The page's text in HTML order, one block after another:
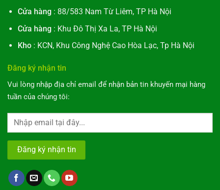
Cửa hàng : 88/583 Nam Từ Liêm, TP Hà Nội
Cửa hàng : Khu Đô Thị Xa La, TP Hà Nội
Kho: KCN, Khu Công Nghệ Cao Hòa Lạc, Tp Hà Nội
Đăng ký nhận tin
Vui lòng nhập địa chỉ email để nhận bản tin khuyến mại hàng
tuần của chúng tôi: